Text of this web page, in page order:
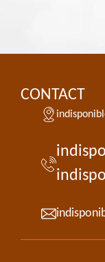
CONTACT